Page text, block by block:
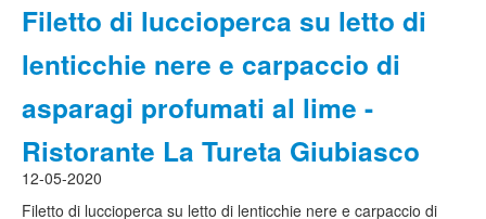
Filetto di luccioperca su letto di
lenticchie nere e carpaccio di
asparagi profumati al lime -
Ristorante La Tureta Giubiasco
12-05-2020
Filetto di luccioperca su letto di lenticchie nere e carpaccio di